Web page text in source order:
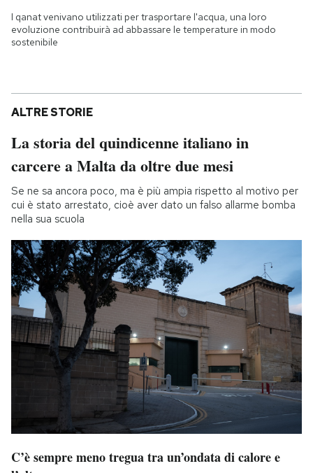
I qanat venivano utilizzati per trasportare l'acqua, una loro
evoluzione contribuirà ad abbassare le temperature in modo
sostenibile
ALTRE STORIE
La storia del quindicenne italiano in
carcere a Malta da oltre due mesi
Se ne sa ancora poco, ma è più ampia rispetto al motivo per
cui è stato arrestato, cioè aver dato un falso allarme bomba
nella sua scuola
C’è sempre meno tregua tra un’ondata di calore e